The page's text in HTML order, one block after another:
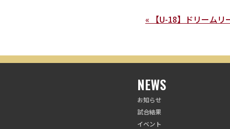
« 【U-18】ドリーム
NEWS
お知らせ
試合結果
イベント